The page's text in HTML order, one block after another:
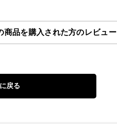
商品を購入された方のレビュー
戻る